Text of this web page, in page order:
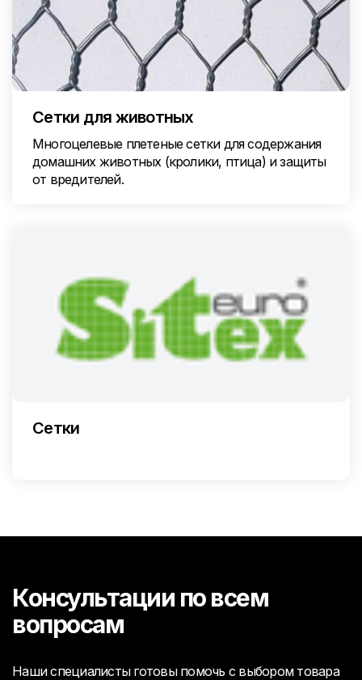
Сетки для животных
Многоцелевые плетеные сетки для содержания
домашних животных (кролики, птица) и защиты
от вредителей.
Сетки
Консультации по всем
вопросам
Наши специалисты готовы помочь с выбором товара